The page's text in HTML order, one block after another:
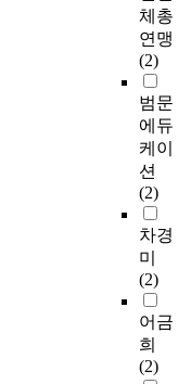
체총
연맹
(2)
범문
에듀
케이
션
(2)
차경
미
(2)
어금
희
(2)